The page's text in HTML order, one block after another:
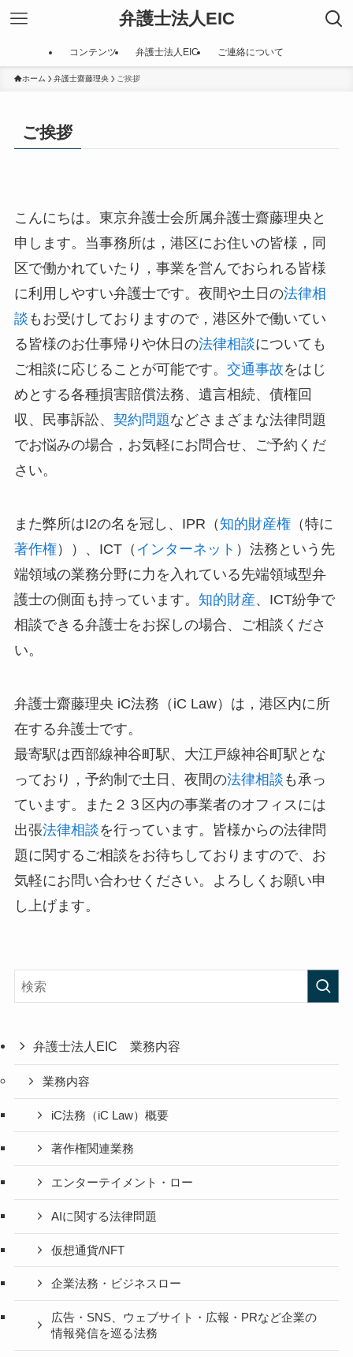
弁護士法人EIC
コンテンツ 弁護士法人EIC ご連絡について
ホーム 弁護士齋藤理央 ご挨拶
ご挨拶
こんにちは。東京弁護士会所属弁護士齋藤理央と
申します。当事務所は，港区にお住いの皆様，同
区で働かれていたり，事業を営んでおられる皆様
に利用しやすい弁護士です。夜間や土日の法律相
談 もお受けしておりますので，港区外で働いてい
る皆様のお仕事帰りや休日の法律相談についても
ご相談に応じることが可能です。 交通事故をはじ
めとする各種損害賠償法務、遺言相続、債権回
収、民事訴訟、 契約問題などさまざまな法律問題
でお悩みの場合，お気軽にお問合せ、ご予約くだ
さい。
また弊所はI2の名を冠し、IPR（知的財産権（特に
著作権））、ICT（ インターネット ）法務という先
端領域の業務分野に力を入れている先端領域型弁
護士の側面も持っています。 知的財産、ICT紛争で
相談できる弁護士をお探しの場合、ご相談くださ
い。
弁護士齋藤理央 iC法務（iC Law）は，港区内に所
在する弁護士です。
最寄駅は西部線神谷町駅、大江戸線神谷町駅とな
っており，予約制で土日、夜間の法律相談 も承っ
ています。また２３区内の事業者のオフィスには
出張法律相談を行っています。皆様からの法律問
題に関するご相談をお待ちしておりますので、お
気軽にお問い合わせください。よろしくお願い申
し上げます。
弁護士法人EIC 業務内容
業務内容
iC法務（iC Law）概要
著作権関連業務
エンターテイメント・ロー
AIに関する法律問題
仮想通貨/NFT
企業法務・ビジネスロー
広告・SNS、ウェブサイト・広報・PRなど企業の
情報発信を巡る法務